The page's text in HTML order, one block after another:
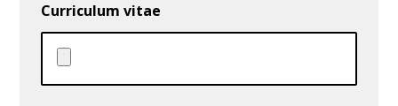
Curriculum vitae